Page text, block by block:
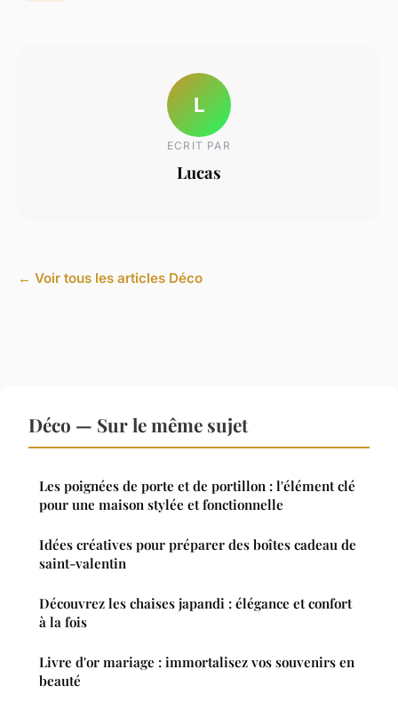
L
ECRIT PAR
Lucas
← Voir tous les articles Déco
Déco — Sur le même sujet
Les poignées de porte et de portillon : l'élément clé
pour une maison stylée et fonctionnelle
Idées créatives pour préparer des boîtes cadeau de
saint-valentin
Découvrez les chaises japandi : élégance et confort
à la fois
Livre d'or mariage : immortalisez vos souvenirs en
beauté